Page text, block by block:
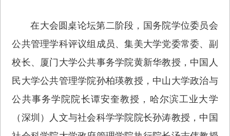
在大会圆桌论坛第二阶段，国务院学位委员会
公共管理学科评议组成员、集美大学党委常委、副
校长、厦门大学公共事务学院黄新华教授，中国人
民大学公共管理学院孙柏瑛教授，中山大学政治与
公共事务学院院长谭安奎教授，哈尔滨工业大学
（深圳）人文与社会科学学院院长孙涛教授，中国